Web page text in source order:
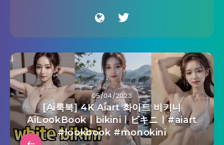
05/04/2023
[Ai룩북] 4K Aiart 화이트 비키니
AiLookBookㅣbikiniㅣビキニㅣ#aiart
#lookbook #monokini